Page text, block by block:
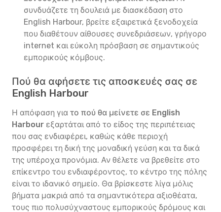
συνδυάζετε τη δουλειά με διασκέδαση στο
English Harbour, βρείτε εξαιρετικά ξενοδοχεία
που διαθέτουν αίθουσες συνεδριάσεων, γρήγορο
internet και εύκολη πρόσβαση σε σημαντικούς
εμπορικούς κόμβους.
Πού θα αφήσετε τις αποσκευές σας σε
English Harbour
Η απόφαση για το πού θα μείνετε σε English
Harbour εξαρτάται από το είδος της περιπέτειας
που σας ενδιαφέρει, καθώς κάθε περιοχή
προσφέρει τη δική της μοναδική γεύση και τα δικά
της υπέροχα προνόμια. Αν θέλετε να βρεθείτε στο
επίκεντρο του ενδιαφέροντος, το κέντρο της πόλης
είναι το ιδανικό σημείο. Θα βρίσκεστε λίγα μόλις
βήματα μακριά από τα σημαντικότερα αξιοθέατα,
τους πιο πολυσύχναστους εμπορικούς δρόμους και